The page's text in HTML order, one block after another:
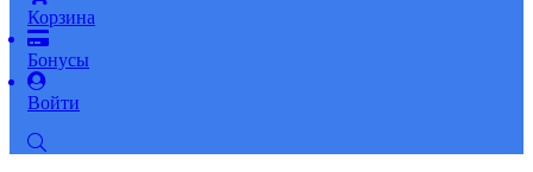
Корзина
Бонусы
Войти